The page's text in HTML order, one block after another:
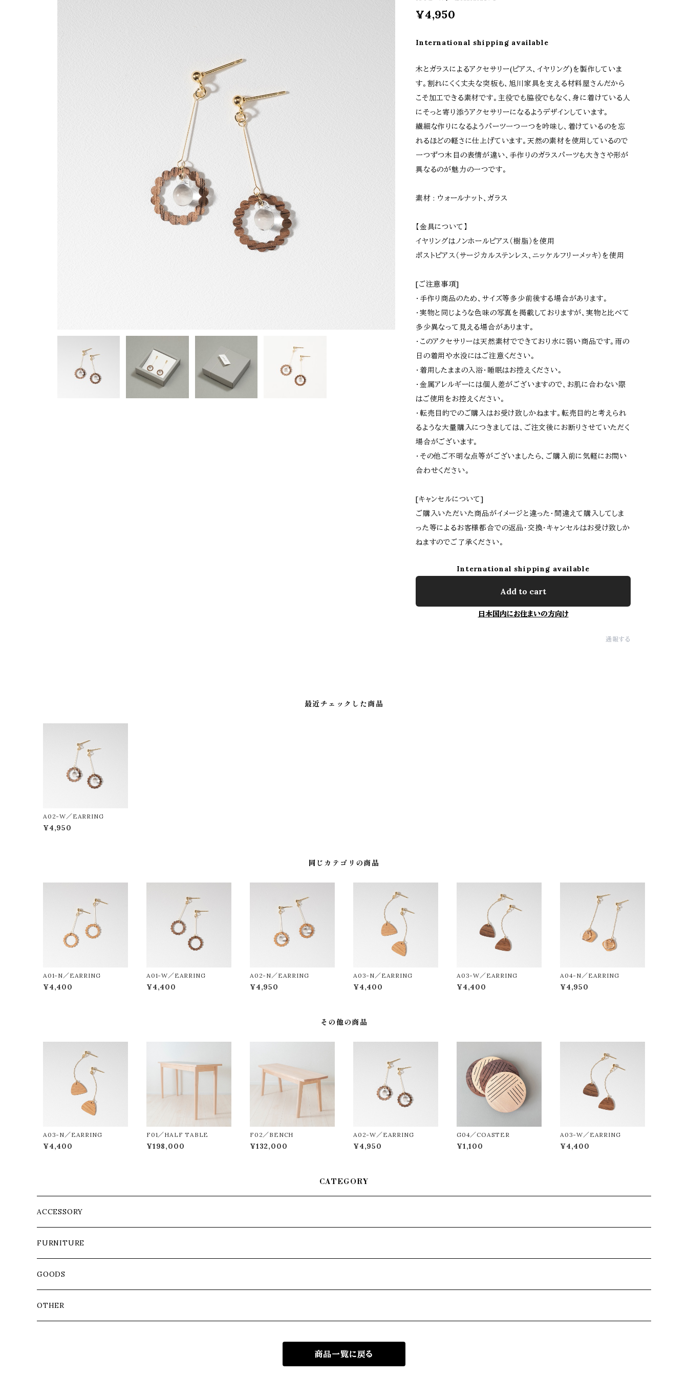
¥4,950
International shipping available
木とガラスによるアクセサリー(ピアス、イヤリング)を製作していま
す。割れにくく丈夫な突板も、旭川家具を支える材料屋さんだから
こそ加工できる素材です。主役でも脇役でもなく、身に着けている人
にそっと寄り添うアクセサリーになるようデザインしています。
繊細な作りになるようパーツ一つ一つを吟味し、着けているのを忘
れるほどの軽さに仕上げています。天然の素材を使用しているので
一つずつ木目の表情が違い、手作りのガラスパーツも大きさや形が
異なるのが魅力の一つです。
素材 : ウォールナット、ガラス
【金具について】
イヤリングはノンホールピアス（樹脂）を使用
ポストピアス（サージカルステンレス、ニッケルフリーメッキ）を使用
[ご注意事項]
・手作り商品のため、サイズ等多少前後する場合があります。
・実物と同じような色味の写真を掲載しておりますが、実物と比べて
多少異なって見える場合があります。
・このアクセサリーは天然素材でできており水に弱い商品です。雨の
日の着用や水没にはご注意ください。
・着用したままの入浴・睡眠はお控えください。
・金属アレルギーには個人差がございますので、お肌に合わない際
はご使用をお控えください。
・転売目的でのご購入はお受け致しかねます。転売目的と考えられ
るような大量購入につきましては、ご注文後にお断りさせていただく
場合がございます。
・その他ご不明な点等がございましたら、ご購入前に気軽にお問い
合わせください。
[キャンセルについて]
ご購入いただいた商品がイメージと違った・間違えて購入してしま
った等によるお客様都合での返品・交換・キャンセルはお受け致しか
ねますのでご了承ください。
International shipping available
Add to cart
日本国内にお住まいの方向け
通報する
最近チェックした商品
A02-W／EARRING
¥4,950
同じカテゴリの商品
A01-N／EARRING
¥4,400
A01-W／EARRING
¥4,400
A02-N／EARRING
¥4,950
A03-N／EARRING
¥4,400
A03-W／EARRING
¥4,400
A04-N／EARRING
¥4,950
その他の商品
A03-N／EARRING
¥4,400
F01／HALF TABLE
¥198,000
F02／BENCH
¥132,000
A02-W／EARRING
¥4,950
G04／COASTER
¥1,100
A03-W／EARRING
¥4,400
CATEGORY
ACCESSORY
FURNITURE
GOODS
OTHER
商品一覧に戻る